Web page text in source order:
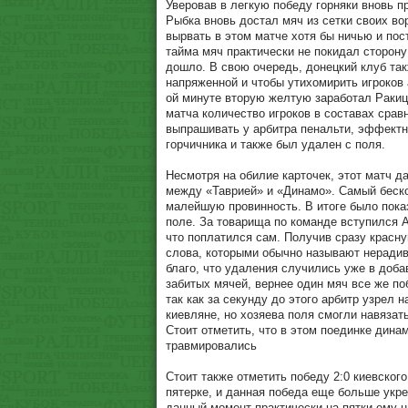
Уверовав в легкую победу горняки вновь
Рыбка вновь достал мяч из сетки своих
вырвать в этом матче хотя бы ничью и
тайма мяч практически не покидал
дошло. В свою очередь, донецкий клуб
напряженной и чтобы утихомирить
ой минуте вторую желтую заработал
матча количество игроков в составах
выпрашивать у арбитра пенальти,
горчичника и также был удален с поля.
Несмотря на обилие карточек, этот матч
между «Таврией» и «Динамо». Самый
малейшую провинность. В итоге было
поле. За товарища по команде вступился
что поплатился сам. Получив сразу
слова, которыми обычно называют
благо, что удаления случились уже в
забитых мячей, вернее один мяч все же
так как за секунду до этого арбитр
киевляне, но хозяева поля смогли
Стоит отметить, что в этом поединке
травмировались
Стоит также отметить победу 2:0
пятерке, и данная победа еще больше